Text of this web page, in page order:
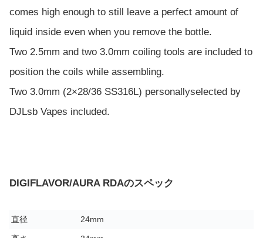
comes high enough to still leave a perfect amount of
liquid inside even when you remove the bottle.
Two 2.5mm and two 3.0mm coiling tools are included to
position the coils while assembling.
Two 3.0mm (2×28/36 SS316L) personallyselected by
DJLsb Vapes included.
DIGIFLAVOR/AURA RDAのスペック
直径 24mm